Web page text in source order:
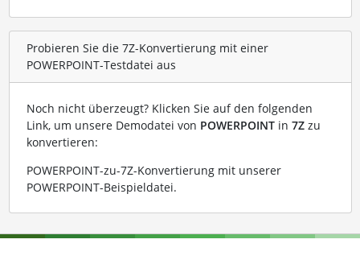
Probieren Sie die 7Z-Konvertierung mit einer
POWERPOINT-Testdatei aus
Noch nicht überzeugt? Klicken Sie auf den folgenden
Link, um unsere Demodatei von POWERPOINTin 7Zzu
konvertieren:
POWERPOINT-zu-7Z-Konvertierung mit unserer
POWERPOINT-Beispieldatei.